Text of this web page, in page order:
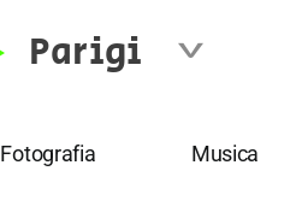
Parigi
Fotografia Musica